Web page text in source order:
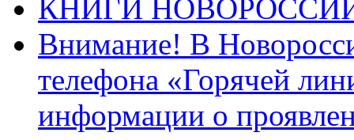
КНИГИ
Внимание! В
телефона «Горячей
информации о